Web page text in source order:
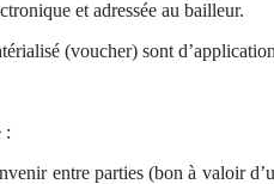
et adressée au bailleur.
(voucher) sont
:
entre parties (bon à valoir